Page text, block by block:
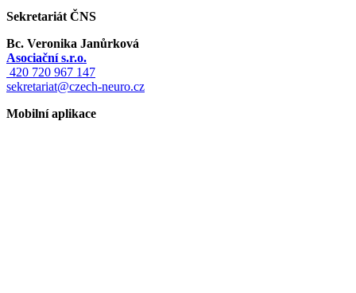
Sekretariát ČNS
Bc. Veronika Janůrková
Asociační s.r.o.
420 720 967 147
sekretariat@czech-neuro.cz
Mobilní aplikace